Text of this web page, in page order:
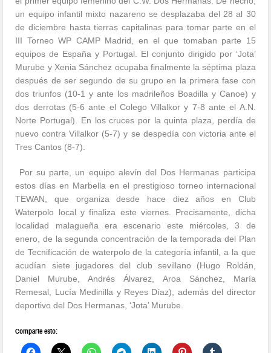
un equipo infantil mixto nazareno se desplazaba del 28 al 30
de diciembre hasta tierras capitalinas para tomar parte en el
III Torneo WP CAMP Madrid, en el que tomaban parte 15
equipos de España y Portugal. El conjunto dirigido por ‘Jota’
Murube y Xenia Sánchez ocupaba finalmente la séptima plaza
después de ser segundo de su grupo en la primera fase con
dos triunfos (10-1 y ante los madrileños Boadilla y Canoe) y
dos derrotas (5-6 ante el Colego Villalkor y 7-8 ante el A.N.
Norte Portugal). En los cruces por la quinta plaza, perdía de
nuevo contra Villalkor (5-7) y se despedía con victoria ante el
Tres Cantos (8-7).
Por su parte, un equipo alevín del Dos Hermanas participa
estos días en Marbella en el prestigioso torneo internacional
TEWAN, que organiza desde hace diez años en Club
Waterpolo local y finaliza este viernes. Precisamente, dicha
localidad malagueña era escenario este miércoles, 3 de
enero, de la segunda concentración de la temporada del Plan
de Tecnificación de waterpolo de la categoría infantil, a la que
acudían siete jugadores del club sevillano (Hugo Roldán,
Daniel Murube, Andrés Álvarez, Aroa Sánchez, María
Remesal, Lucía Medinilla y Reyes Díaz), además del director
deportivo del Dos Hermanas, ‘Jota’ Murube.
Comparte esto: